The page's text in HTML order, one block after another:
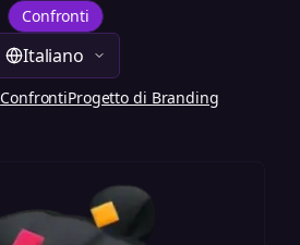
Confronti
Italiano
ConfrontiProgetto di Branding